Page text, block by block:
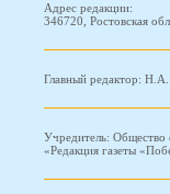
Адрес редакции:
346720, Ростовская
Главный редактор:
Учредитель: Общество
«Редакция газеты